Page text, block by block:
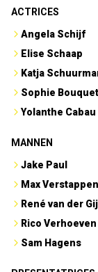
ACTRICES
Angela Schijf
Elise Schaap
Katja
Sophie Bouquet
Yolanthe Cabau
MANNEN
Jake Paul
Max Verstappen
René van der
Rico Verhoeven
Sam Hagens